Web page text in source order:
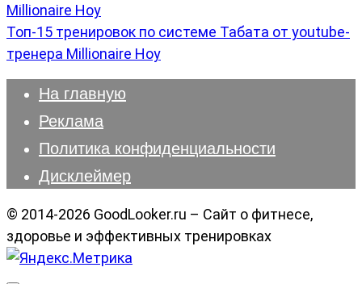
Топ-15 тренировок по системе Табата от youtube-
тренера Millionaire Hoy
На главную
Реклама
Политика конфиденциальности
Дисклеймер
© 2014-2026 GoodLooker.ru – Сайт о фитнесе,
здоровье и эффективных тренировках